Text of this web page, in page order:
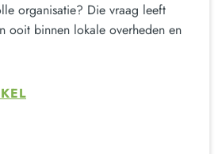
organisatie? Die vraag leeft
ooit binnen lokale overheden en